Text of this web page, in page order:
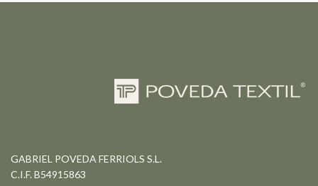
GABRIEL POVEDA FERRIOLS S.L.
C.I.F. B54915863